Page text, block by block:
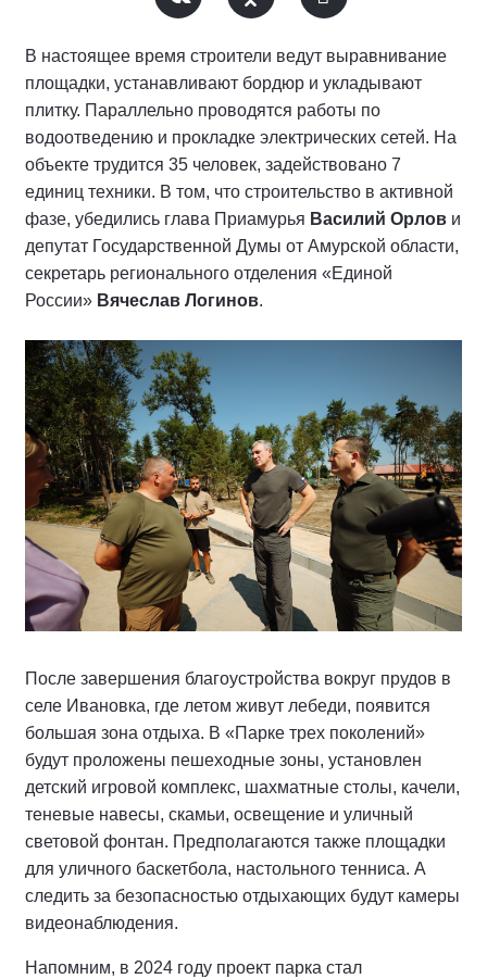
В настоящее время строители ведут выравнивание
площадки, устанавливают бордюр и укладывают
плитку. Параллельно проводятся работы по
водоотведению и прокладке электрических сетей. На
объекте трудится 35 человек, задействовано 7
единиц техники. В том, что строительство в активной
фазе, убедились глава Приамурья Василий Орлов и
депутат Государственной Думы от Амурской области,
секретарь регионального отделения «Единой
России» Вячеслав Логинов.
После завершения благоустройства вокруг прудов в
селе Ивановка, где летом живут лебеди, появится
большая зона отдыха. В «Парке трех поколений»
будут проложены пешеходные зоны, установлен
детский игровой комплекс, шахматные столы, качели,
теневые навесы, скамьи, освещение и уличный
световой фонтан. Предполагаются также площадки
для уличного баскетбола, настольного тенниса. А
следить за безопасностью отдыхающих будут камеры
видеонаблюдения.
Напомним, в 2024 году проект парка стал